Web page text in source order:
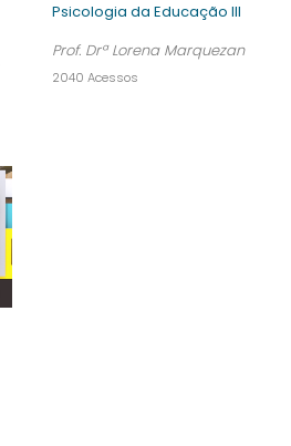
Psicologia da Educação III
Prof. Drª Lorena Marquezan
2040 Acessos